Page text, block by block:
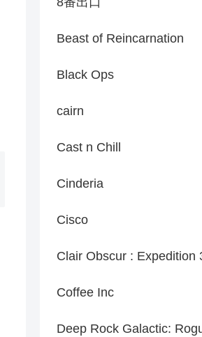
Beast of Reincarnation
Black Ops
cairn
Cast n Chill
Cinderia
Cisco
Clair Obscur : Expedition
Coffee Inc
Deep Rock Galactic: